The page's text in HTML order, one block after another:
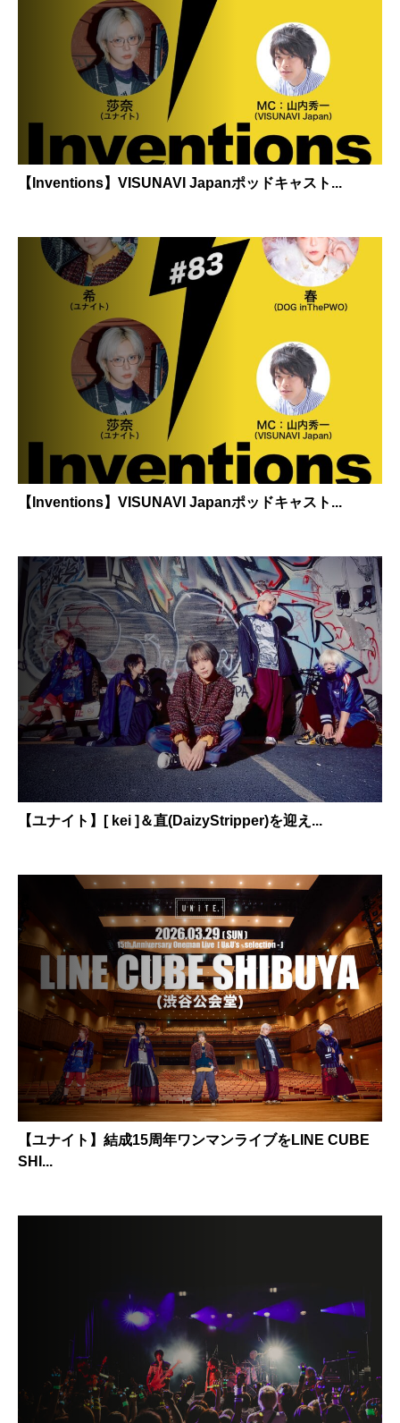
【Inventions】VISUNAVI Japanポッドキャスト...
【Inventions】VISUNAVI Japanポッドキャスト...
【ユナイト】[ kei ]＆直(DaizyStripper)を迎え...
【ユナイト】結成15周年ワンマンライブをLINE CUBE
SHI...